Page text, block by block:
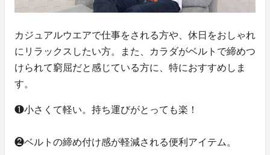
カジュアルウエアで仕事をされる方や、休日をおしゃれ
にリラックスしたい方。また、カラダがベルトで締めつ
けられて窮屈だと感じている方に、特におすすめしま
す。
❶小さくて軽い。持ち運びがとっても楽！
❷ベルトの締め付け感が軽減される便利アイテム。